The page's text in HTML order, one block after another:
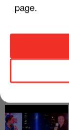
page.